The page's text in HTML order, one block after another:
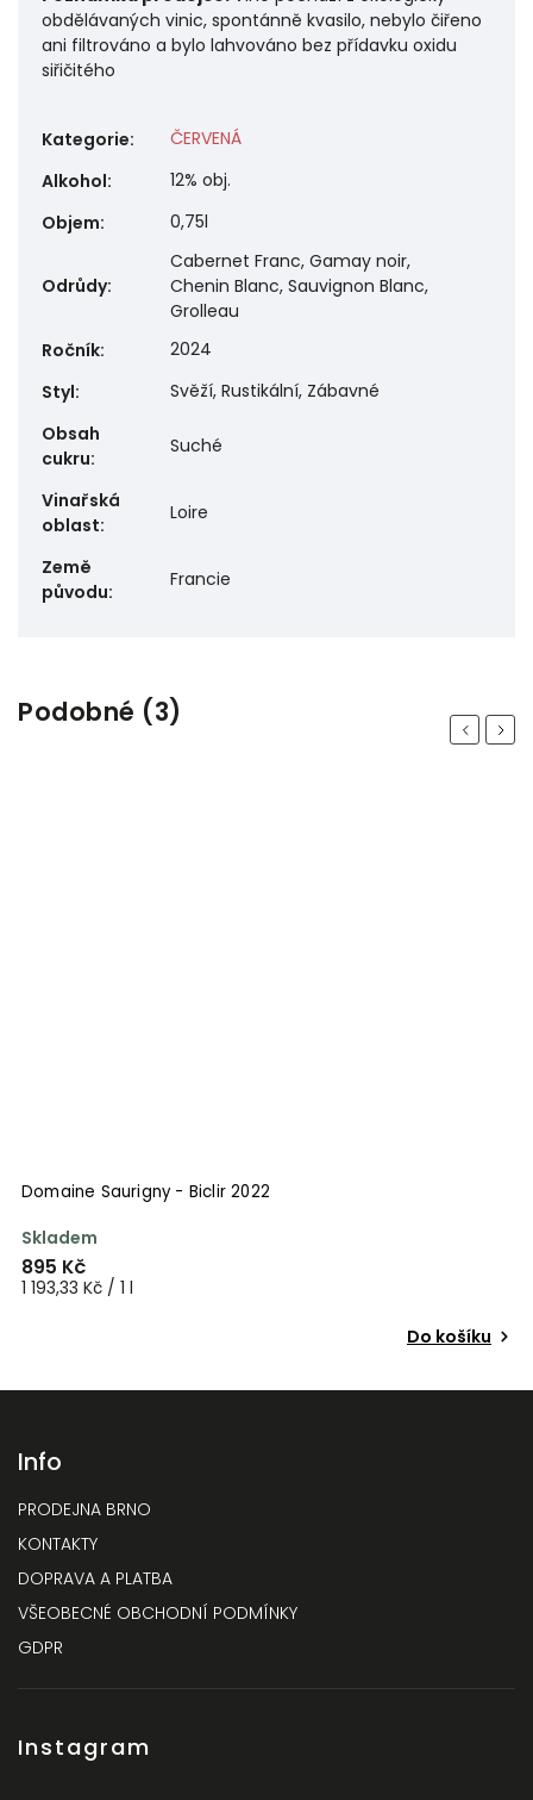
obdělávaných vinic, spontánně kvasilo, nebylo čiřeno
ani filtrováno a bylo lahvováno bez přídavku oxidu
siřičitého
Kategorie:
ČERVENÁ
Alkohol:
12% obj.
Objem: 0,75l
Odrůdy:
Cabernet Franc, Gamay noir,
Chenin Blanc, Sauvignon Blanc,
Grolleau
Ročník:
2024
Styl:
Svěží, Rustikální, Zábavné
Obsah
cukru:
Suché
Vinařská
oblast:
Loire
Země
původu:
Francie
Podobné (3) Previous
Domaine Saurigny - Biclir 2022
Skladem
895 Kč
1 193,33 Kč / 1 l
Do košíku
Next
Info
PRODEJNA BRNO
KONTAKTY
DOPRAVA A PLATBA
VŠEOBECNÉ OBCHODNÍ PODMÍNKY
GDPR
Instagram